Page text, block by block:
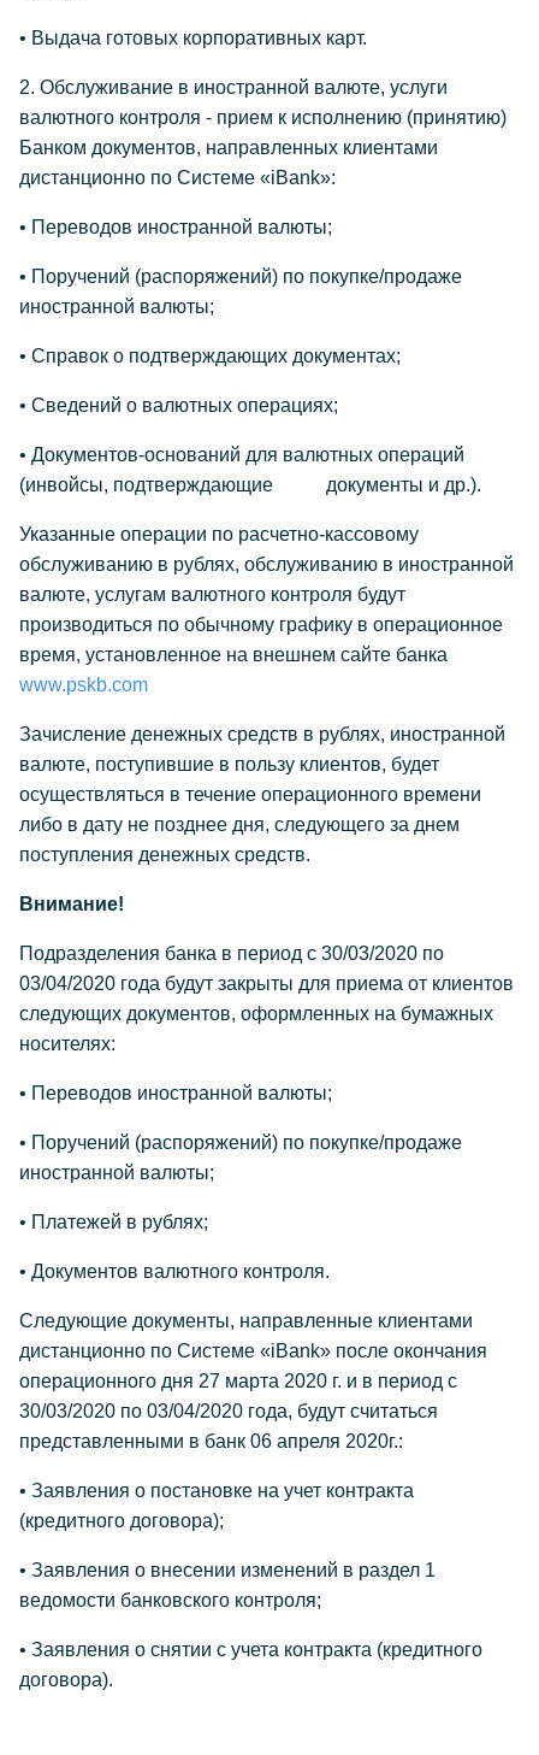
• Выдача готовых корпоративных карт.
2. Обслуживание в иностранной валюте, услуги
валютного контроля - прием к исполнению (принятию)
Банком документов, направленных клиентами
дистанционно по Системе «iBank»:
• Переводов иностранной валюты;
• Поручений (распоряжений) по покупке/продаже
иностранной валюты;
• Справок о подтверждающих документах;
• Сведений о валютных операциях;
• Документов-оснований для валютных операций
(инвойсы, подтверждающие документы и др.).
Указанные операции по расчетно-кассовому
обслуживанию в рублях, обслуживанию в иностранной
валюте, услугам валютного контроля будут
производиться по обычному графику в операционное
время, установленное на внешнем сайте банка
www.pskb.com
Зачисление денежных средств в рублях, иностранной
валюте, поступившие в пользу клиентов, будет
осуществляться в течение операционного времени
либо в дату не позднее дня, следующего за днем
поступления денежных средств.
Внимание!
Подразделения банка в период с 30/03/2020 по
03/04/2020 года будут закрыты для приема от клиентов
следующих документов, оформленных на бумажных
носителях:
• Переводов иностранной валюты;
• Поручений (распоряжений) по покупке/продаже
иностранной валюты;
• Платежей в рублях;
• Документов валютного контроля.
Следующие документы, направленные клиентами
дистанционно по Системе «iBank» после окончания
операционного дня 27 марта 2020 г. и в период с
30/03/2020 по 03/04/2020 года, будут считаться
представленными в банк 06 апреля 2020г.:
• Заявления о постановке на учет контракта
(кредитного договора);
• Заявления о внесении изменений в раздел 1
ведомости банковского контроля;
• Заявления о снятии с учета контракта (кредитного
договора).